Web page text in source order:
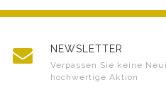
NEWSLETTER
Verpassen Sie keine
hochwertige Aktion